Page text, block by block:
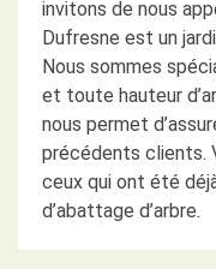
invitons de nous
Dufresne est un
Nous sommes
et toute hauteur
nous permet
précédents clients.
ceux qui ont été
d’abattage d’arbre.